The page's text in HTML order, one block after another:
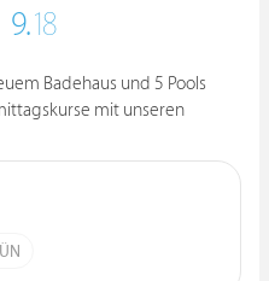
9.18
Badehaus und 5 Pools
mit unseren